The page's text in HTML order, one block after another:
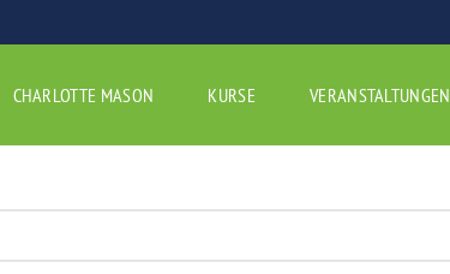
CHARLOTTE MASON KURSE VERANSTALTUNGEN